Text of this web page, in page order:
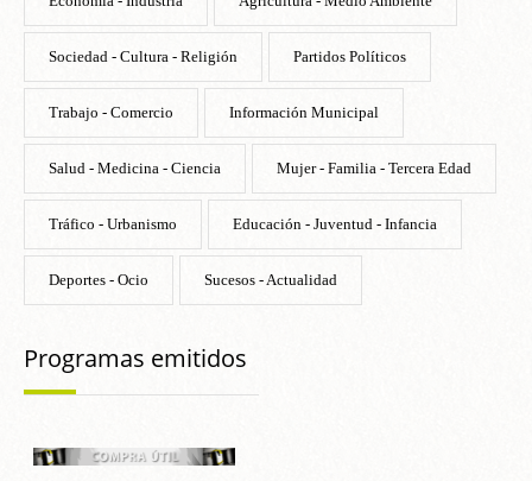
Sociedad - Cultura - Religión Partidos Políticos
Trabajo - Comercio Información Municipal
Salud - Medicina - Ciencia Mujer - Familia - Tercera Edad
Tráfico - Urbanismo Educación - Juventud - Infancia
Deportes - Ocio Sucesos - Actualidad
Programas emitidos